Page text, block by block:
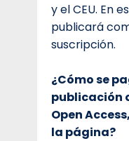
y el CEU. En
publicará
suscripción.
¿Cómo se
publicación
Open
la página?